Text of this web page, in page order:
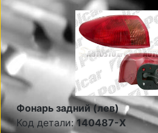
Фонарь задний (лев)
Код детали:140487-X